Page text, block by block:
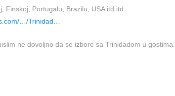
Portugalu, Brazilu, USA itd itd..
…/Trinidad…
ne dovoljno da se izbore sa Trinidadom u gostima.